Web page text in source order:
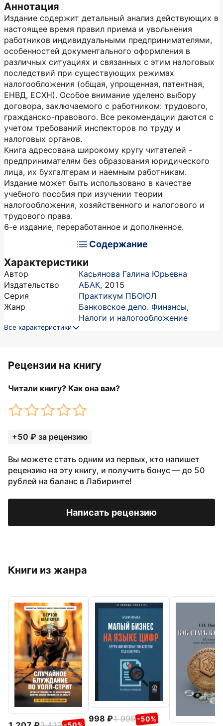
Аннотация
Издание содержит детальный анализ действующих в
настоящее время правил приема и увольнения
работников индивидуальными предпринимателями,
особенностей документального оформления в
различных ситуациях и связанных с этим налоговых
последствий при существующих режимах
налогообложения (общая, упрощенная, патентная,
ЕНВД, ЕСХН). Особое внимание уделено выбору
договора, заключаемого с работником: трудового,
гражданско-правового. Все рекомендации даются с
учетом требований инспекторов по труду и
налоговых органов.
Книга адресована широкому кругу читателей -
предпринимателям без образования юридического
лица, их бухгалтерам и наемным работникам.
Издание может быть использовано в качестве
учебного пособия при изучении теории
налогообложения, хозяйственного и налогового и
трудового права.
6-е издание, переработанное и дополненное.
Содержание
Характеристики
Автор
Касьянова Галина Юрьевна
Издательство
АБАК, 2015
Серия
Практикум ПБОЮЛ
Жанр
Банковское дело. Финансы,
Налоги и налогообложение
Все характеристики
Рецензии на книгу
Читали книгу? Как она вам?
+50 ₽ за рецензию
Вы можете стать одним из первых, кто напишет
рецензию на эту книгу, и получить бонус — до 50
рублей на баланс в Лабиринте!
Написать рецензию
Книги из жанра
998 1 995 -50%